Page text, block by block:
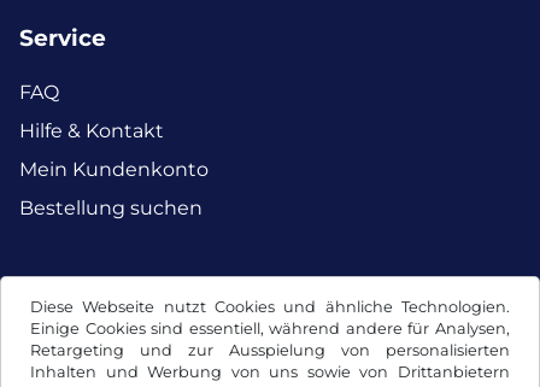
Diese Webseite nutzt Cookies und ähnliche Technologien.
Einige Cookies sind essentiell, während andere für Analysen,
Retargeting und zur Ausspielung von personalisierten
Inhalten und Werbung von uns sowie von Drittanbietern
Service
FAQ
Hilfe & Kontakt
Mein Kundenkonto
Bestellung suchen
Facebook Instagram